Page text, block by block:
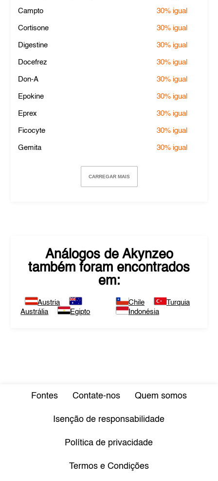
Campto 30% igual
Cortisone 30% igual
Digestine 30% igual
Docefrez 30% igual
Don-A 30% igual
Epokine 30% igual
Eprex 30% igual
Ficocyte 30% igual
Gemita 30% igual
CARREGAR MAIS
Análogos de Akynzeo
também foram encontrados
em:
Austria
Austrália
Egipto
Chile
Turquia
Indonésia
Fontes Contate-nos Quem somos
Isenção de responsabilidade
Política de privacidade
Termos e Condições